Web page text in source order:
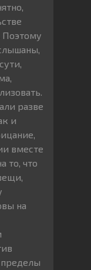
Поэтому
разве
и
вместе
то, что
на
пределы